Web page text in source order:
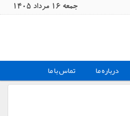
جمعه 16 مرداد 1405
درباره ما تماس با ما